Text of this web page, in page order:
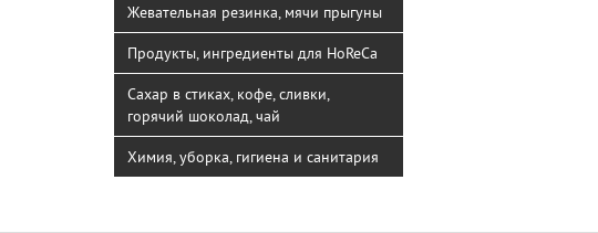
Жевательная резинка, мячи прыгуны
Продукты, ингредиенты для HoReCa
Сахар в стиках, кофе, сливки,
горячий шоколад, чай
Химия, уборка, гигиена и санитария